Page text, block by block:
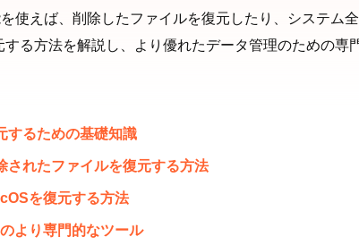
使えば、削除したファイルを復元したり、システム
る方法を解説し、より優れたデータ管理のための専
するための基礎知識
れたファイルを復元する方法
を復元する方法
より専門的なツール